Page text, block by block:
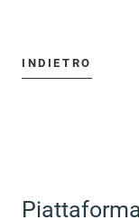
INDIETRO